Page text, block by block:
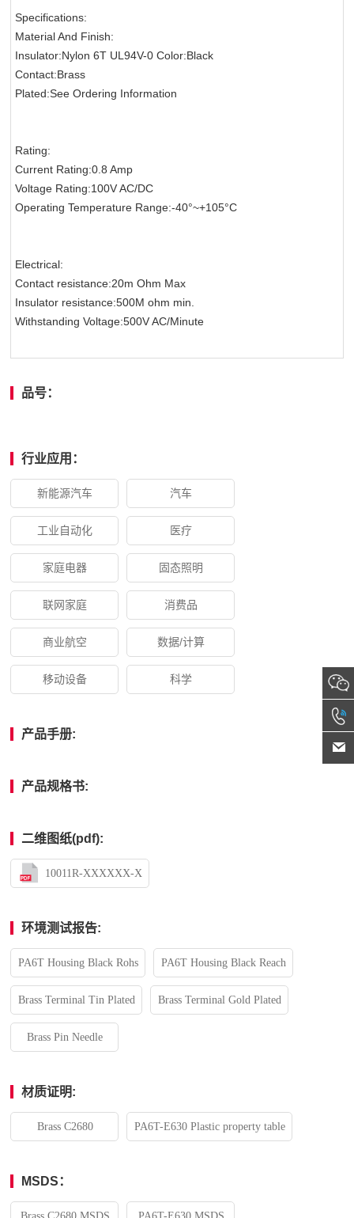
Specifications:
Material And Finish:
Insulator:Nylon 6T UL94V-0 Color:Black
Contact:Brass
Plated:See Ordering Information
Rating:
Current Rating:0.8 Amp
Voltage Rating:100V AC/DC
Operating Temperature Range:-40°~+105°C
Electrical:
Contact resistance:20m Ohm Max
Insulator resistance:500M ohm min.
Withstanding Voltage:500V AC/Minute
品号：
行业应用：
新能源汽车 汽车
工业自动化 医疗
家庭电器 固态照明
联网家庭 消费品
商业航空 数据/计算
移动设备 科学
产品手册:
产品规格书:
二维图纸(pdf):
10011R-XXXXXX-X
环境测试报告:
PA6T Housing Black Rohs PA6T Housing Black Reach
Brass Terminal Tin Plated Brass Terminal Gold Plated
Brass Pin Needle
材质证明:
Brass C2680 PA6T-E630 Plastic property table
MSDS：